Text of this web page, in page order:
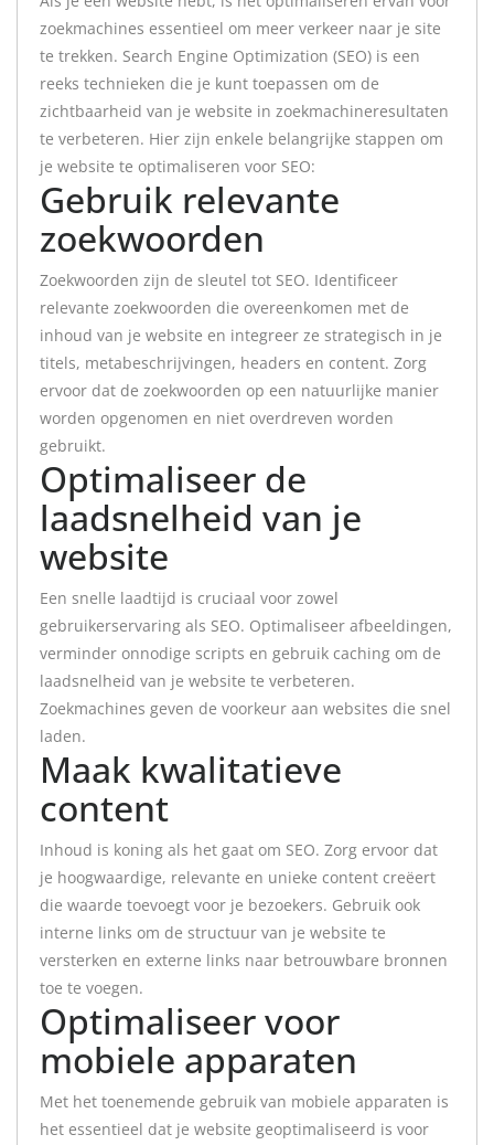
zoekmachines essentieel om meer verkeer naar je site
te trekken. Search Engine Optimization (SEO) is een
reeks technieken die je kunt toepassen om de
zichtbaarheid van je website in zoekmachineresultaten
te verbeteren. Hier zijn enkele belangrijke stappen om
je website te optimaliseren voor SEO:
Gebruik relevante
zoekwoorden
Zoekwoorden zijn de sleutel tot SEO. Identificeer
relevante zoekwoorden die overeenkomen met de
inhoud van je website en integreer ze strategisch in je
titels, metabeschrijvingen, headers en content. Zorg
ervoor dat de zoekwoorden op een natuurlijke manier
worden opgenomen en niet overdreven worden
gebruikt.
Optimaliseer de
laadsnelheid van je
website
Een snelle laadtijd is cruciaal voor zowel
gebruikerservaring als SEO. Optimaliseer afbeeldingen,
verminder onnodige scripts en gebruik caching om de
laadsnelheid van je website te verbeteren.
Zoekmachines geven de voorkeur aan websites die snel
laden.
Maak kwalitatieve
content
Inhoud is koning als het gaat om SEO. Zorg ervoor dat
je hoogwaardige, relevante en unieke content creëert
die waarde toevoegt voor je bezoekers. Gebruik ook
interne links om de structuur van je website te
versterken en externe links naar betrouwbare bronnen
toe te voegen.
Optimaliseer voor
mobiele apparaten
Met het toenemende gebruik van mobiele apparaten is
het essentieel dat je website geoptimaliseerd is voor